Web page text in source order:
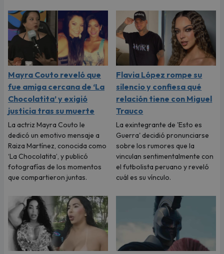
Mayra Couto reveló que
fue amiga cercana de ‘La
Chocolatita’ y exigió
justicia tras su muerte
La actriz Mayra Couto le
dedicó un emotivo mensaje a
Raiza Martínez, conocida como
‘La Chocolatita’, y publicó
fotografías de los momentos
que compartieron juntas.
Flavia López rompe su
silencio y confiesa qué
relación tiene con Miguel
Trauco
La exintegrante de 'Esto es
Guerra' decidió pronunciarse
sobre los rumores que la
vinculan sentimentalmente con
el futbolista peruano y reveló
cuál es su vínculo.